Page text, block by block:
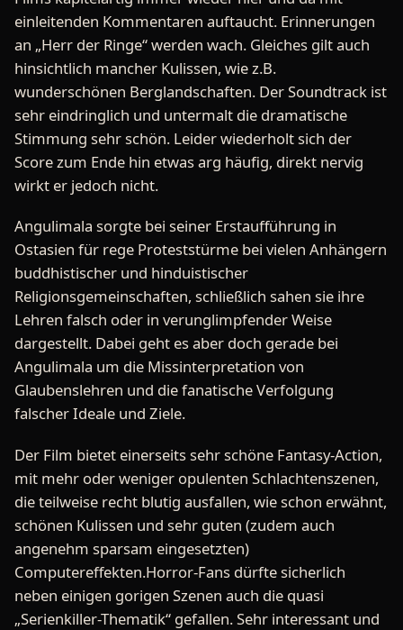
einleitenden Kommentaren auftaucht. Erinnerungen
an „Herr der Ringe“ werden wach. Gleiches gilt auch
hinsichtlich mancher Kulissen, wie z.B.
wunderschönen Berglandschaften. Der Soundtrack ist
sehr eindringlich und untermalt die dramatische
Stimmung sehr schön. Leider wiederholt sich der
Score zum Ende hin etwas arg häufig, direkt nervig
wirkt er jedoch nicht.
Angulimala sorgte bei seiner Erstaufführung in
Ostasien für rege Proteststürme bei vielen Anhängern
buddhistischer und hinduistischer
Religionsgemeinschaften, schließlich sahen sie ihre
Lehren falsch oder in verunglimpfender Weise
dargestellt. Dabei geht es aber doch gerade bei
Angulimala um die Missinterpretation von
Glaubenslehren und die fanatische Verfolgung
falscher Ideale und Ziele.
Der Film bietet einerseits sehr schöne Fantasy-Action,
mit mehr oder weniger opulenten Schlachtenszenen,
die teilweise recht blutig ausfallen, wie schon erwähnt,
schönen Kulissen und sehr guten (zudem auch
angenehm sparsam eingesetzten)
Computereffekten.Horror-Fans dürfte sicherlich
neben einigen gorigen Szenen auch die quasi
„Serienkiller-Thematik“ gefallen. Sehr interessant und